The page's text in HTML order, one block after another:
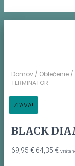
Domov / Oblečenie /
TERMINATOR
ZĽAVA!
BLACK
69,95€ Pôvodná
64,35 €